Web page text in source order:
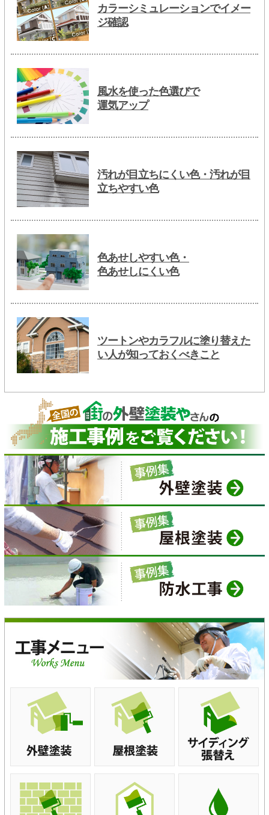
カラーシミュレーションでイメー
ジ確認
風水を使った色選びで
運気アップ
汚れが目立ちにくい色・汚れが目
立ちやすい色
色あせしやすい色・
色あせしにくい色
ツートンやカラフルに塗り替えた
い人が知っておくべきこと